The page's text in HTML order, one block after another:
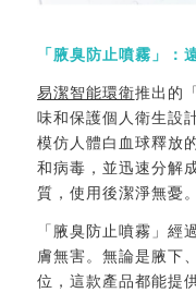
「腋臭防止噴霧」：
易潔智能環衛推出的
味和保護個人衛生設
模仿人體白血球釋放
和病毒，並迅速分解
質，使用後潔淨無憂。
「腋臭防止噴霧」經
膚無害。無論是腋下
位，這款產品都能提